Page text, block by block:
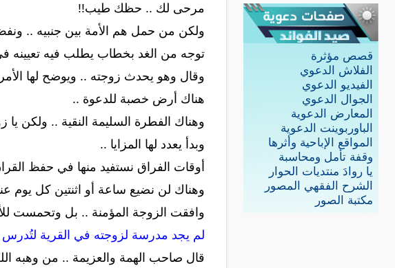
قصص مؤثرة
الفلاش الدعوي
الفيديو الدعوي
الجوال الدعوي
المعارض الدعوية
الباوربوينت الدعوية
المواقع الإباحية وأثرها
وقفة تأمل ومحاسبة
يا روادَ منتديات الحوار
الشرح الفقهي المصور
مكتبة الصور
مرحى لك .. حظك طيب!!
ولكن من حمل هم الأمة بين جنبيه ..
توجه من الغد بخطاب يطلب فيه تعيينه
وقال وهو يحدث زوجته .. ويوضح لها
هناك أرض خصبة للدعوة ..
وهناك الفطرة السليمة النقية .. ولكن
وبدأ يعدد لها المزايا ..
أوقات الفراق نستفيد منها في حفظ
وهناك لن نضيع ساعة أو اثنتين كل يوم
وافقت الزوجة المؤمنة .. بل وتحمست
لم يجد مدرسة لزوجته في القرية لتُدرس
قال صاحب الهمة والعزيمة .. من وهبه